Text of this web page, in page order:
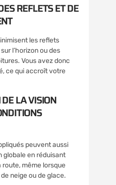
REFLETS ET DE
les reflets
l’horizon ou des
Vous avez donc
ce qui accroît votre
LA VISION
peuvent aussi
globale en réduisant
route, même lorsque
neige ou de glace.